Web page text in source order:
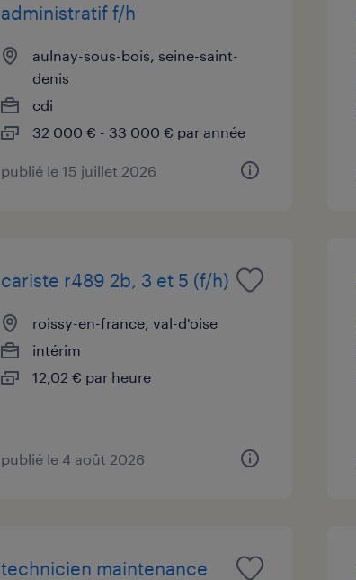
administratif f/h
aulnay-sous-bois, seine-saint-
denis
cdi
32 000 € - 33 000 € par année
publié le 15 juillet 2026
cariste r489 2b, 3 et 5 (f/h)
roissy-en-france, val-d'oise
intérim
12,02 € par heure
publié le 4 août 2026
technicien maintenance